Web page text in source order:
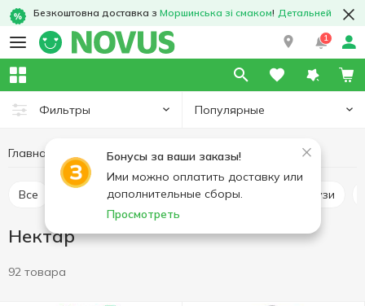
Безкоштовна доставка з Моршинська зі смаком! Детальней
1
Фильтры Популярные
Бонусы за ваши заказы!
Ими можно оплатить доставку или
дополнительные сборы.
Просмотреть
Главная Напитки Соки и нектары
Все Нектар Охлажденные соки и смузи
Нектар
92 товара